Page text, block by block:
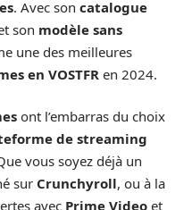
. Avec son catalogue
son modèle sans
une des meilleures
en VOSTFR en 2024.
ont l’embarras du choix
de streaming
vous soyez déjà un
sur Crunchyroll, ou à la
avec Prime Video et